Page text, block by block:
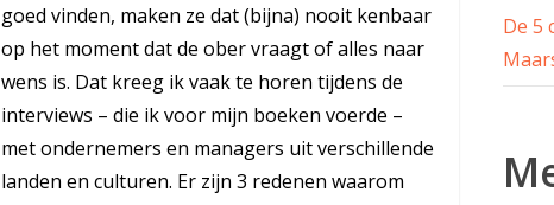
goed vinden, maken ze dat (bijna) nooit kenbaar
op het moment dat de ober vraagt of alles naar
wens is. Dat kreeg ik vaak te horen tijdens de
interviews – die ik voor mijn boeken voerde –
met ondernemers en managers uit verschillende
landen en culturen. Er zijn 3 redenen waarom
De 5